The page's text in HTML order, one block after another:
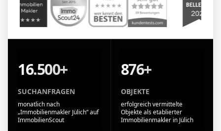
16.500+
SUCHANFRAGEN
monatlich nach
„Immobilienmakler Jülich“ auf
ImmobilienScout
876+
OBJEKTE
erfolgreich vermittelte
Objekte als etablierter
Immobilienmakler in Jülich